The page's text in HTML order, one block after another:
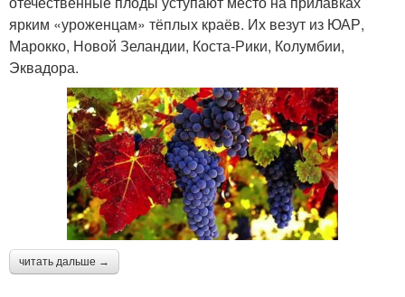
ярким «уроженцам» тёплых краёв. Их везут из ЮАР,
Марокко, Новой Зеландии, Коста-Рики, Колумбии,
Эквадора.
читать дальше →